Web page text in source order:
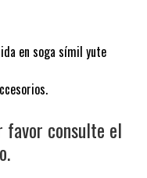
en soga símil yute
favor consulte el